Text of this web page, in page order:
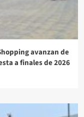
avanzan de
a finales de 2026